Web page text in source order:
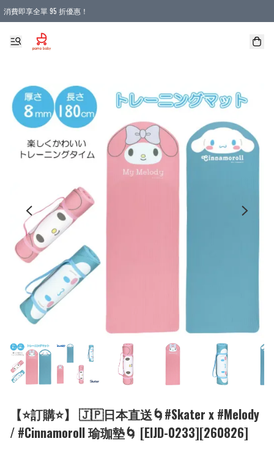
消費即享全單 95 折優惠！
購物滿 HKD 900.00即享免運費優惠！（適用於 本地送貨、本地取貨 )
【⭐訂購⭐】 🇯🇵日本直送🌀#Skater x #Melody
/ #Cinnamoroll 瑜珈墊🌀 [EIJD-0233][260826]